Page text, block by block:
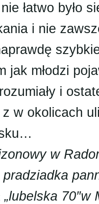
łatwo było
i nie
jak młodzi
i
w okolicach
w
70″w